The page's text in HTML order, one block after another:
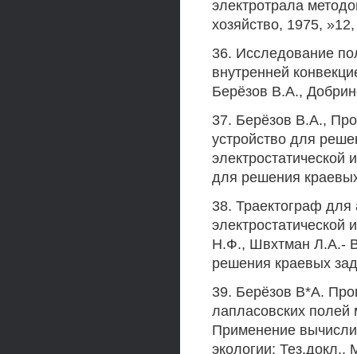
электротрала
хозяйство, 1975,
36. Исследование
внутренней
Берёзов В.А.,
37. Берёзов В.А.,
устройство для
для решения
38. Траектограф
Н.Ф., Швхтман Л.А.-
решения краевых
39. Берёзов В*А.
лапласовских полей
Применение
экологии: Тез.докл.,